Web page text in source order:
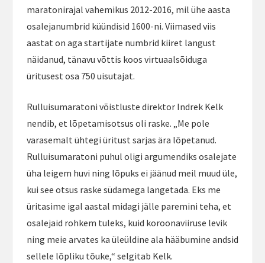
maratonirajal vahemikus 2012-2016, mil ühe aasta
osalejanumbrid küündisid 1600-ni. Viimased viis
aastat on aga startijate numbrid kiiret langust
näidanud, tänavu võttis koos virtuaalsõiduga
üritusest osa 750 uisutajat.
Rulluisumaratoni võistluste direktor Indrek Kelk
nendib, et lõpetamisotsus oli raske. „Me pole
varasemalt ühtegi üritust sarjas ära lõpetanud.
Rulluisumaratoni puhul oligi argumendiks osalejate
üha leigem huvi ning lõpuks ei jäänud meil muud üle,
kui see otsus raske südamega langetada. Eks me
üritasime igal aastal midagi jälle paremini teha, et
osalejaid rohkem tuleks, kuid koroonaviiruse levik
ning meie arvates ka üleüldine ala hääbumine andsid
sellele lõpliku tõuke,“ selgitab Kelk.